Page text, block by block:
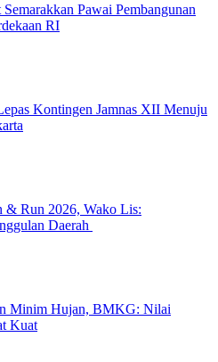
Pawai Pembangunan
RI
Kontingen Jamnas XII Menuju
& Run 2026, Wako Lis:
Daerah
Minim Hujan, BMKG: Nilai
Kuat